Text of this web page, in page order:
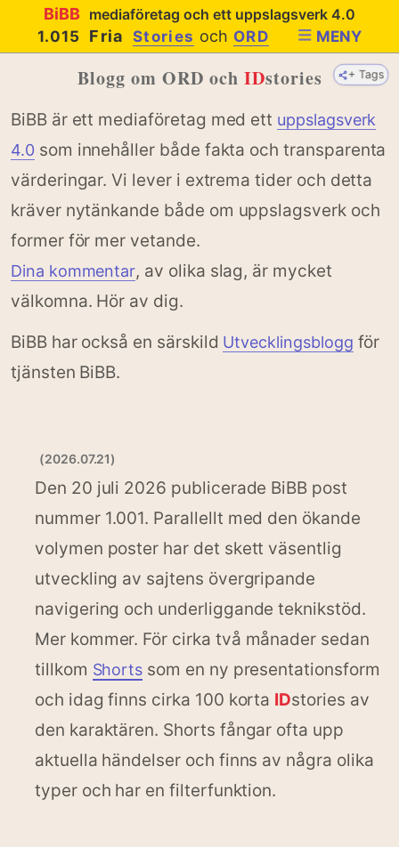
BiBB mediaföretag och ett uppslagsverk 4.0
1.015
FriaStories och ORD MENY
+ Tags
Blogg om ORD och IDstories
BiBB är ett mediaföretag med ett uppslagsverk
4.0 som innehåller både fakta och transparenta
värderingar. Vi lever i extrema tider och detta
kräver nytänkande både om uppslagsverk och
former för mer vetande.
Dina kommentar, av olika slag, är mycket
välkomna. Hör av dig.
BiBB har också en särskild Utvecklingsblogg för
tjänsten BiBB.
(2026.07.21)
Den 20 juli 2026 publicerade BiBB post
nummer 1.001. Parallellt med den ökande
volymen poster har det skett väsentlig
utveckling av sajtens övergripande
navigering och underliggande teknikstöd.
Mer kommer. För cirka två månader sedan
tillkom Shorts som en ny presentationsform
och idag finns cirka 100 korta IDstories av
den karaktären. Shorts fångar ofta upp
aktuella händelser och finns av några olika
typer och har en filterfunktion.